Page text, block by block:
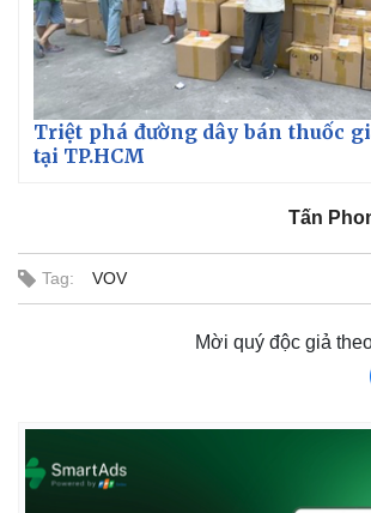
Triệt phá đường dây bán thuốc
tại TP.HCM
Tấn
Tag: VOV
Mời quý độc giả